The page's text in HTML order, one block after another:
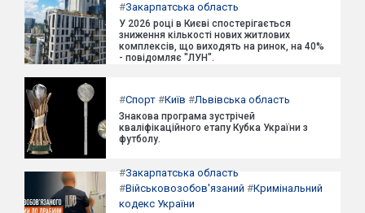
#Закарпатська область
У 2026 році в Києві спостерігається
зниження кількості нових житлових
комплексів, що виходять на ринок, на 40%
- повідомляє "ЛУН".
#Спорт #Київ #Львівська область
Знакова програма зустрічей
кваліфікаційного етапу Кубка України з
футболу.
#Закарпатська область
#Військовозобов'язаний #Кримінальний
кодекс України